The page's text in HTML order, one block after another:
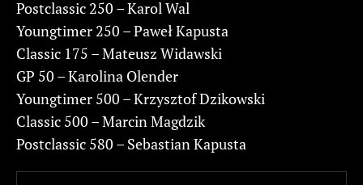
Postclassic 250 – Karol Wal
Youngtimer 250 – Paweł Kapusta
Classic 175 – Mateusz Widawski
GP 50 – Karolina Olender
Youngtimer 500 – Krzysztof Dzikowski
Classic 500 – Marcin Magdzik
Postclassic 580 – Sebastian Kapusta